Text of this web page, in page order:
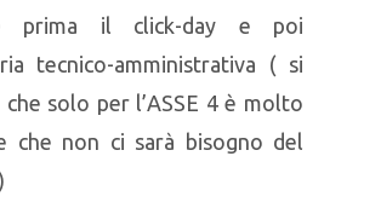
prima il click-day e poi
tecnico-amministrativa ( si
che solo per l’ASSE 4 è molto
che non ci sarà bisogno del